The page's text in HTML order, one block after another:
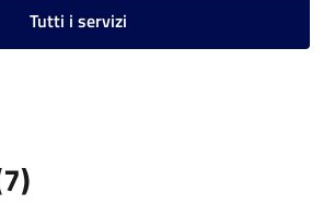
Tutti i servizi